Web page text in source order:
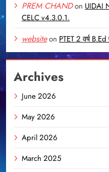
PREM CHANDon UIDAI
CELC v4.3.0.1.
websiteon PTET 2 वर्ष
Archives
June 2026
May 2026
April 2026
March 2025